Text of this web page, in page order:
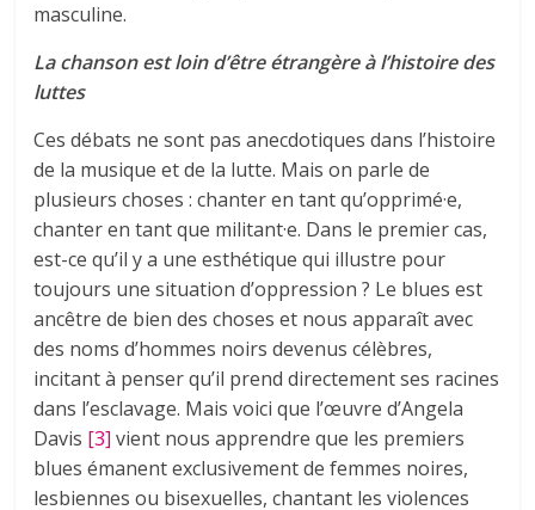
masculine.
La chanson est loin d’être étrangère à l’histoire des
luttes
Ces débats ne sont pas anecdotiques dans l’histoire
de la musique et de la lutte. Mais on parle de
plusieurs choses : chanter en tant qu’opprimé·e,
chanter en tant que militant·e. Dans le premier cas,
est-ce qu’il y a une esthétique qui illustre pour
toujours une situation d’oppression ? Le blues est
ancêtre de bien des choses et nous apparaît avec
des noms d’hommes noirs devenus célèbres,
incitant à penser qu’il prend directement ses racines
dans l’esclavage. Mais voici que l’œuvre d’Angela
Davis [3] vient nous apprendre que les premiers
blues émanent exclusivement de femmes noires,
lesbiennes ou bisexuelles, chantant les violences